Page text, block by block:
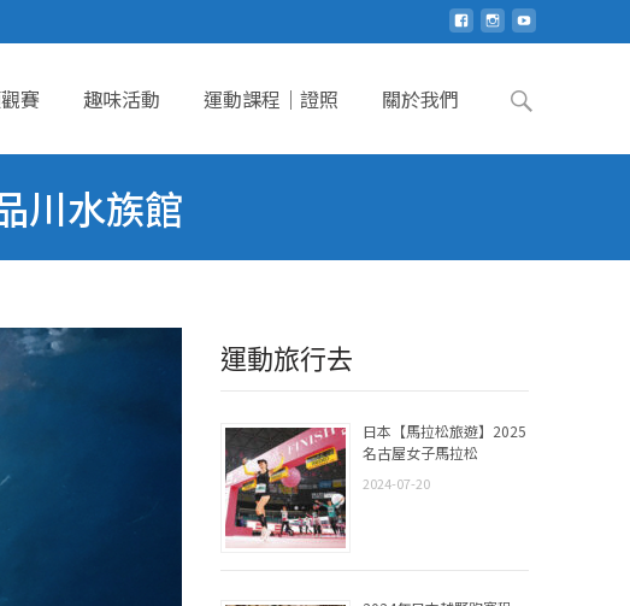
賽 趣味活動 運動課程｜證照 關於我們
Search
川水族館
運動旅行去
日本【馬拉松旅遊】2025
名古屋女子馬拉松
2024-07-20